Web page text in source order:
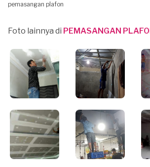
pemasangan plafon
Foto lainnya di PEMASANGAN